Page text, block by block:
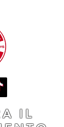
IL